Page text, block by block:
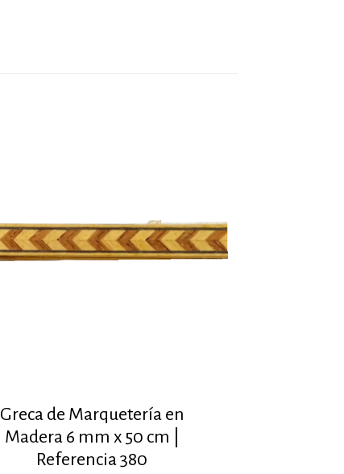
Greca de Marquetería en
Madera 6 mm x 50 cm |
Referencia 380